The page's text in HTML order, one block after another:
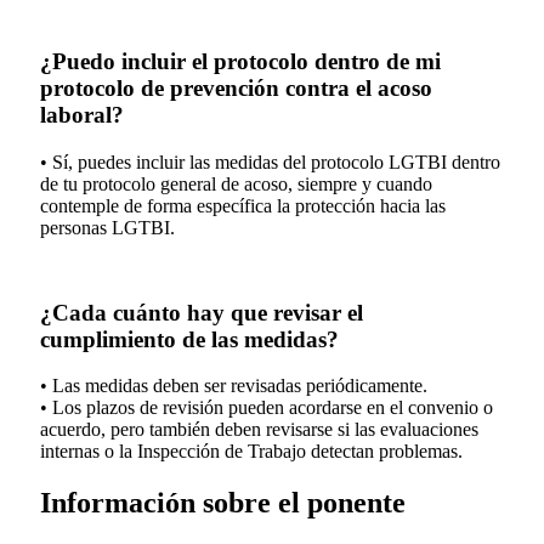
¿Puedo incluir el protocolo dentro de mi
protocolo de prevención contra el acoso
laboral?
• Sí, puedes incluir las medidas del protocolo LGTBI dentro
de tu protocolo general de acoso, siempre y cuando
contemple de forma específica la protección hacia las
personas LGTBI.
¿Cada cuánto hay que revisar el
cumplimiento de las medidas?
• Las medidas deben ser revisadas periódicamente.
• Los plazos de revisión pueden acordarse en el convenio o
acuerdo, pero también deben revisarse si las evaluaciones
internas o la Inspección de Trabajo detectan problemas.
Información sobre el ponente